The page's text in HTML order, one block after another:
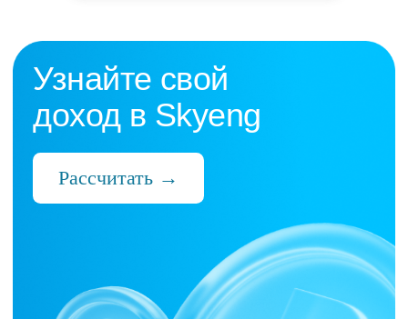
которые ценят:
Время
Готовые планы и материалы, онлайн-
платформа с автопроверкой заданий,
поддержка 24/7 и никакой бюрократии
Деньги
без штрафов и переработок, скрытых
условий и неприятных сюрпризов
Уважение к преподавателю и его